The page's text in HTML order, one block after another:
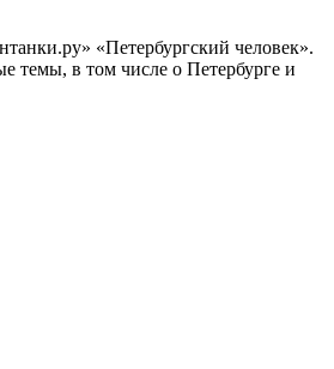
«Петербургский человек».
темы, в том числе о Петербурге и